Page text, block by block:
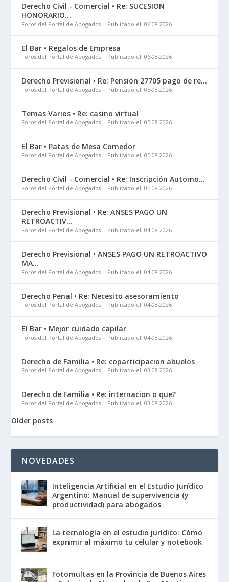
Derecho Civil - Comercial • Re: SUCESION
HONORARIO...
Foros del Portal de Abogados Publicado el: 06-08-2026
El Bar • Regalos de Empresa
Foros del Portal de Abogados Publicado el: 06-08-2026
Derecho Previsional • Re: Pensión 27705 pago de re...
Foros del Portal de Abogados Publicado el: 05-08-2026
Temas Varios • Re: casino virtual
Foros del Portal de Abogados Publicado el: 05-08-2026
El Bar • Patas de Mesa Comedor
Foros del Portal de Abogados Publicado el: 05-08-2026
Derecho Civil - Comercial • Re: Inscripción Automo...
Foros del Portal de Abogados Publicado el: 05-08-2026
Derecho Previsional • Re: ANSES PAGO UN
RETROACTIV...
Foros del Portal de Abogados Publicado el: 04-08-2026
Derecho Previsional • ANSES PAGO UN RETROACTIVO
MA...
Foros del Portal de Abogados Publicado el: 04-08-2026
Derecho Penal • Re: Necesito asesoramiento
Foros del Portal de Abogados Publicado el: 04-08-2026
El Bar • Mejor cuidado capilar
Foros del Portal de Abogados Publicado el: 04-08-2026
Derecho de Familia • Re: coparticipacion abuelos
Foros del Portal de Abogados Publicado el: 03-08-2026
Derecho de Familia • Re: internacion o que?
Foros del Portal de Abogados Publicado el: 03-08-2026
Older posts
NOVEDADES
Inteligencia Artificial en el Estudio Jurídico
Argentino: Manual de supervivencia (y
productividad) para abogados
La tecnología en el estudio jurídico: Cómo
exprimir al máximo tu celular y notebook
Fotomultas en la Provincia de Buenos Aires